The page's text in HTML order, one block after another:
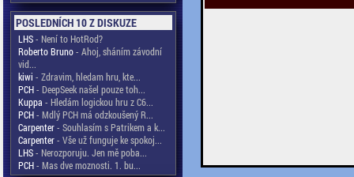
POSLEDNÍCH 10 Z DISKUZE
LHS- Není to HotRod?
Roberto Bruno- Ahoj, sháním závodní
vid...
kiwi - Zdravim, hledam hru, kte...
PCH- DeepSeek našel pouze toh...
Kuppa - Hledám logickou hru z C6...
PCH- Mdlý PCH má odzkoušený R...
Carpenter- Souhlasím s Patrikem a k...
Carpenter- Vše už funguje ke spokoj...
LHS- Nerozporuju. Jen mě poba...
PCH- Mas dve moznosti. 1. bu...